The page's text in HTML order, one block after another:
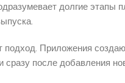
долгие
подход. Приложения
сразу после добавления